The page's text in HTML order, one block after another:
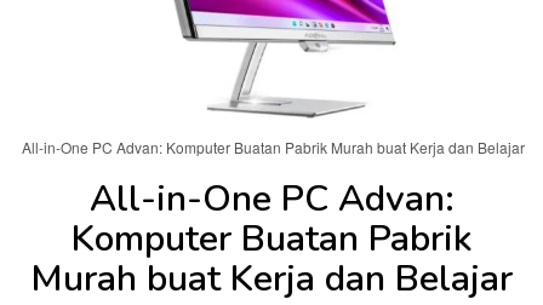
All-in-One PC Advan: Komputer Buatan Pabrik Murah buat Kerja dan Belajar
All-in-One PC Advan:
Komputer Buatan Pabrik
Murah buat Kerja dan Belajar